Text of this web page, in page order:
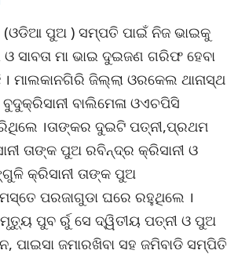
(ଓଡିଆ ପୁଅ ) ସମ୍ପତି ପାଇଁ ନିଜ ଭାଇକୁ
ସାବତା ମା ଭାଇ ଦୁଇଜଣ ଗରିଫ ହେବା
ମାଲକାନଗିରି ଜିଲ୍ଲା ଓରକେଲ ଥାନାସ୍ଥ
ବାଲିମେଳା ଓଏଚପିସି
।ତାଙ୍କର ଦୁଇଟି ପତ୍ନୀ,ପ୍ରଥମ
ତାଙ୍କ ପୁଅ ରବିନ୍ଦ୍ର କ୍ରିସାନୀ ଓ
କ୍ରିସାନୀ ତାଙ୍କ ପୁଅ
ପରଜାଗୁଡା ଘରେ ରହୁଥିଲେ ।
ପୁବ ର୍ରୁ ସେ ଦ୍ୱିତୀୟ ପତ୍ନୀ ଓ ପୁଅ
ପାଇସା ଜମାରଖିବା ସହ ଜମିବାଡି ସମ୍ପିତି